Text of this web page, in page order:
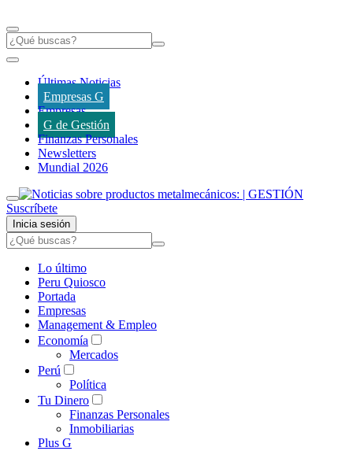
Últimas Noticias
Empresas G
Empresas
G de Gestión
Finanzas Personales
Newsletters
Mundial 2026
Suscríbete
Inicia sesión
Lo último
Peru Quiosco
Portada
Empresas
Management & Empleo
Economía
Mercados
Perú
Política
Tu Dinero
Finanzas Personales
Inmobiliarias
Plus G